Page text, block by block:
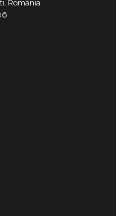
România